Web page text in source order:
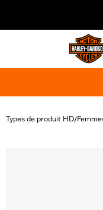
Types de produit HD/